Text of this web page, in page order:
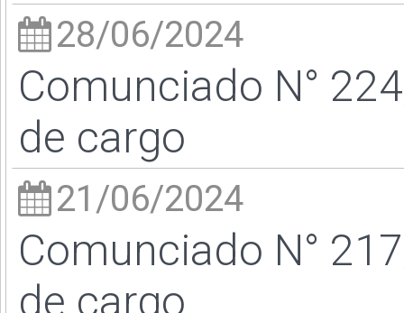
28/06/2024
Comunciado N°
de cargo
21/06/2024
Comunciado N°
de cargo